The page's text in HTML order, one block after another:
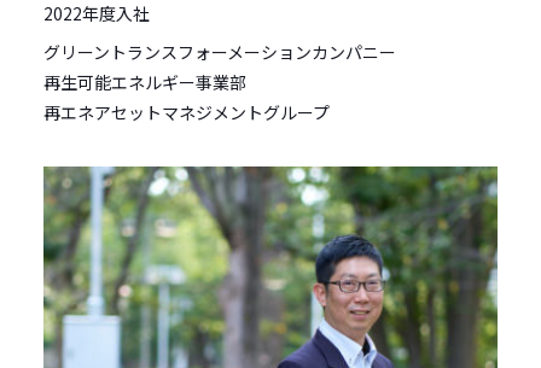
2022年度入社
グリーントランスフォーメーションカンパニー
再生可能エネルギー事業部
再エネアセットマネジメントグループ